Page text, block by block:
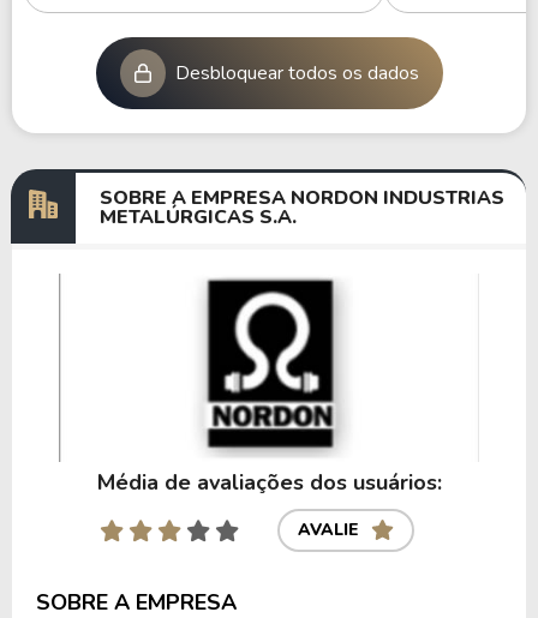
Desbloquear todos os dados
SOBRE A EMPRESA NORDON INDUSTRIAS
METALÚRGICAS S.A.
Média de avaliações dos usuários:
AVALIE
SOBRE A EMPRESA